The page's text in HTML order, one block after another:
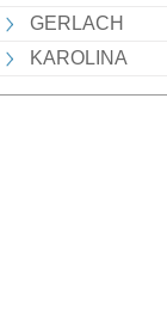
GERLACH
KAROLINA